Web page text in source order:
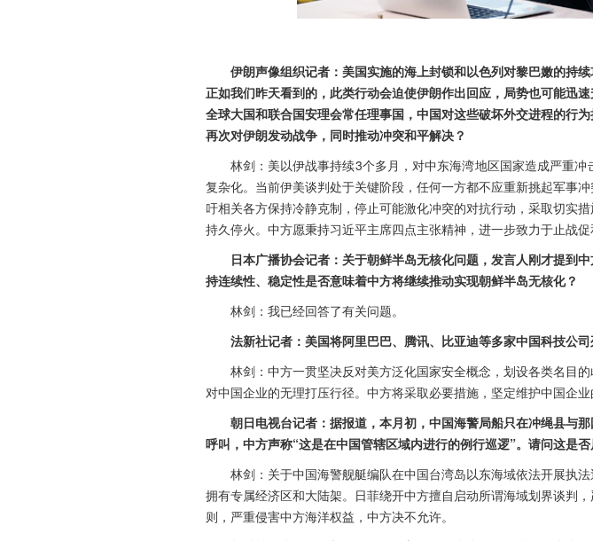
伊朗声像组织记者：美国实施的海上封锁和以色列对黎巴嫩的持
正如我们昨天看到的，此类行动会迫使伊朗作出回应，局势也可能迅
全球大国和联合国安理会常任理事国，中国对这些破坏外交进程的行
再次对伊朗发动战争，同时推动冲突和平解决？
林剑：美以伊战事持续3个多月，对中东海湾地区国家造成严重
复杂化。当前伊美谈判处于关键阶段，任何一方都不应重新挑起军事
吁相关各方保持冷静克制，停止可能激化冲突的对抗行动，采取切实
持久停火。中方愿秉持习近平主席四点主张精神，进一步致力于止战
日本广播协会记者：关于朝鲜半岛无核化问题，发言人刚才提到
持连续性、稳定性是否意味着中方将继续推动实现朝鲜半岛无核化？
林剑：我已经回答了有关问题。
法新社记者：美国将阿里巴巴、腾讯、比亚迪等多家中国科技公
林剑：中方一贯坚决反对美方泛化国家安全概念，划设各类名目
对中国企业的无理打压行径。中方将采取必要措施，坚定维护中国企业
朝日电视台记者：据报道，本月初，中国海警局船只在冲绳县与
呼叫，中方声称“这是在中国管辖区域内进行的例行巡逻”。请问这是否
林剑：关于中国海警舰艇编队在中国台湾岛以东海域依法开展执
拥有专属经济区和大陆架。日菲绕开中方擅自启动所谓海域划界谈判
则，严重侵害中方海洋权益，中方决不允许。